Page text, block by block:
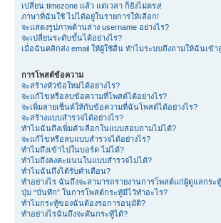
เปลี่ยน timezone แล้ว แต่เวลา ก็ยังไม่ตรง!
ภาษาที่ฉันใช้ ไม่ได้อยู่ในรายการให้เลือก!
จะแสดงรูปภาพด้านล่าง username อย่างไร?
จะเปลี่ยนระดับขั้นได้อย่างไร?
เมื่อฉันคลิกส่ง email ให้ผู้ใช้อื่น ทำไมระบบถึงถามให้ฉันเข้า
การโพสต์ข้อความ
จะสร้างหัวข้อใหม่ได้อย่างไร?
จะแก้ไขหรือลบข้อความที่โพสต์ได้อย่างไร?
จะเพิ่มลายเซ็นต์ให้กับข้อความที่ฉันโพสต์ได้อย่างไร?
จะสร้างแบบสำรวจได้อย่างไร?
ทำไมฉันถึงเพิ่มตัวเลือกในแบบสอบถามไม่ได้?
จะแก้ไขหรือลบแบบสำรวจได้อย่างไร?
ทำไมถึงเข้าไปในบอร์ด ไม่ได้?
ทำไมถึงลงคะแนนในแบบสำรวจไม่ได้?
ทำไมฉันถึงได้รับคำเตือน?
ทำอย่างไร ฉันถึงจะสามารถรายงานการโพสต์แก่ผู้ดูแลกระ
ปุ่ม “บันทึก” ในการโพสต์กระทู้มีไว้ทำอะไร?
ทำไมกระทู้ของฉันต้องรอการอนุมัติ?
ทำอย่างไรฉันถึงจะดันกระทู้ได้?